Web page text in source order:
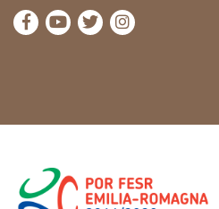
die Seite Facebook von
die Seite YouTube
die Seite Twitter
die Seite